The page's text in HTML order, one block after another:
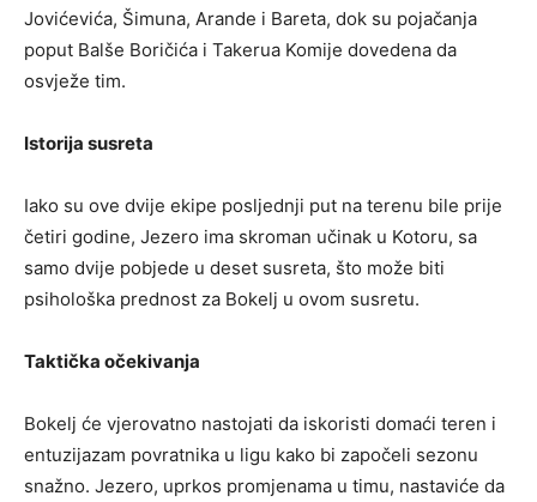
Jovićevića, Šimuna, Arande i Bareta, dok su pojačanja
poput Balše Boričića i Takerua Komije dovedena da
osvježe tim.
Istorija susreta
Iako su ove dvije ekipe posljednji put na terenu bile prije
četiri godine, Jezero ima skroman učinak u Kotoru, sa
samo dvije pobjede u deset susreta, što može biti
psihološka prednost za Bokelj u ovom susretu.
Taktička očekivanja
Bokelj će vjerovatno nastojati da iskoristi domaći teren i
entuzijazam povratnika u ligu kako bi započeli sezonu
snažno. Jezero, uprkos promjenama u timu, nastaviće da